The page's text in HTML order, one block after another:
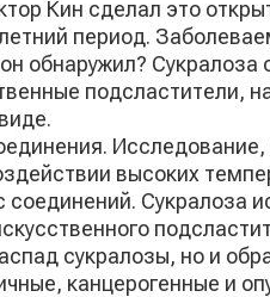
Кин сделал это
период.
обнаружил? Сукралоза
подсластители,
Исследование,
высоких
Сукралоза
сукралозы, но и
канцерогенные и